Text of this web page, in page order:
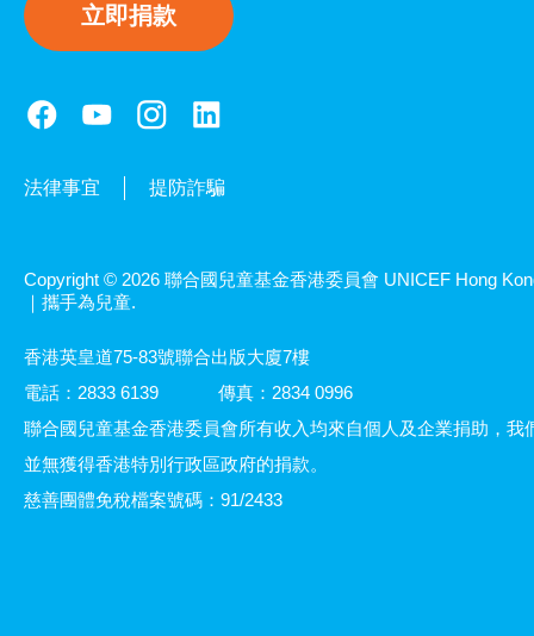
立即捐款
法律事宜 提防詐騙
Copyright © 2026 聯合國兒童基金香港委員會 UNICEF Hong
｜攜手為兒童.
香港英皇道75-83號聯合出版大廈7樓
電話：2833 6139
傳真：2834 0996
聯合國兒童基金香港委員會所有收入均來自個人及企業捐助，我
並無獲得香港特別行政區政府的捐款。
慈善團體免稅檔案號碼：91/2433